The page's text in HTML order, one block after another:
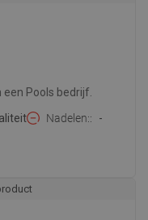
Pools bedrijf.
Nadelen: -